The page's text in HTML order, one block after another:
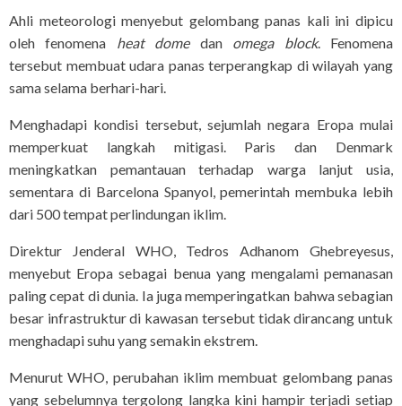
Ahli meteorologi menyebut gelombang panas kali ini dipicu
oleh fenomena heat domedan omega block. Fenomena
tersebut membuat udara panas terperangkap di wilayah yang
sama selama berhari-hari.
Menghadapi kondisi tersebut, sejumlah negara Eropa mulai
memperkuat langkah mitigasi. Paris dan Denmark
meningkatkan pemantauan terhadap warga lanjut usia,
sementara di Barcelona Spanyol, pemerintah membuka lebih
dari 500 tempat perlindungan iklim.
Direktur Jenderal WHO, Tedros Adhanom Ghebreyesus,
menyebut Eropa sebagai benua yang mengalami pemanasan
paling cepat di dunia. Ia juga memperingatkan bahwa sebagian
besar infrastruktur di kawasan tersebut tidak dirancang untuk
menghadapi suhu yang semakin ekstrem.
Menurut WHO, perubahan iklim membuat gelombang panas
yang sebelumnya tergolong langka kini hampir terjadi setiap